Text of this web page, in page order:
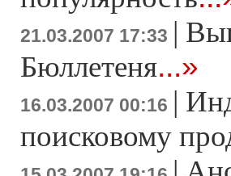
21.03.2007 17:33 |
Бюллетеня...»
16.03.2007 00:16 |
поисковому